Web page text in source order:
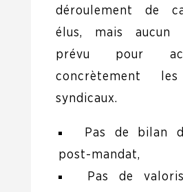
déroulement de
élus, mais aucun
prévu pour
concrètement
syndicaux.
Pas de bilan
post-mandat,
Pas de